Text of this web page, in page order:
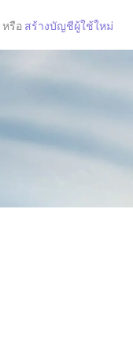
หรือ สร้างบัญชีผู้ใช้ใหม่